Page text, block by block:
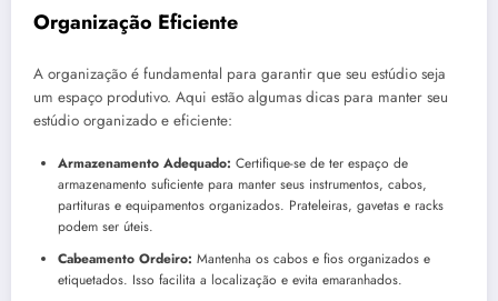
Organização Eficiente
A organização é fundamental para garantir que seu estúdio seja
um espaço produtivo. Aqui estão algumas dicas para manter seu
estúdio organizado e eficiente:
Armazenamento Adequado: Certifique-se de ter espaço de
armazenamento suficiente para manter seus instrumentos, cabos,
partituras e equipamentos organizados. Prateleiras, gavetas e racks
podem ser úteis.
Cabeamento Ordeiro: Mantenha os cabos e fios organizados e
etiquetados. Isso facilita a localização e evita emaranhados.